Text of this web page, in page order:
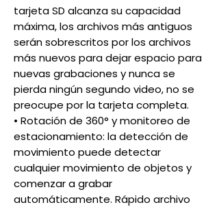
tarjeta SD alcanza su capacidad
máxima, los archivos más antiguos
serán sobrescritos por los archivos
más nuevos para dejar espacio para
nuevas grabaciones y nunca se
pierda ningún segundo video, no se
preocupe por la tarjeta completa.
• Rotación de 360° y monitoreo de
estacionamiento: la detección de
movimiento puede detectar
cualquier movimiento de objetos y
comenzar a grabar
automáticamente. Rápido archivo